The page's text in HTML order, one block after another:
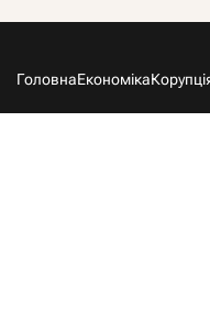
ГоловнаЕкономіка